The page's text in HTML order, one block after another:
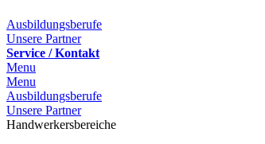
Ausbildungsberufe
Unsere Partner
Service / Kontakt
Menu
Menu
Ausbildungsberufe
Unsere Partner
Handwerkersbereiche